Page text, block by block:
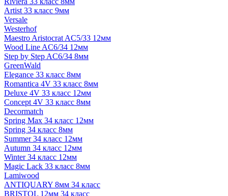
Artist 33 класс 9мм
Versale
Westerhof
Maestro Aristocrat AC5/33 12мм
Wood Line AC6/34 12мм
Step by Step AC6/34 8мм
GreenWald
Elegance 33 класс 8мм
Romantica 4V 33 класс 8мм
Deluxe 4V 33 класс 12мм
Concept 4V 33 класс 8мм
Decormatch
Spring Max 34 класс 12мм
Spring 34 класс 8мм
Summer 34 класс 12мм
Autumn 34 класс 12мм
Winter 34 класс 12мм
Magic Lack 33 класс 8мм
Lamiwood
ANTIQUARY 8мм 34 класс
BRISTOL 12мм 34 класс